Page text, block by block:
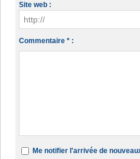
Site web :
Commentaire * :
Me notifier l'arrivée de